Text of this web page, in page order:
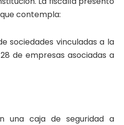
contempla:
sociedades vinculadas a la
de empresas asociadas a
una caja de seguridad a